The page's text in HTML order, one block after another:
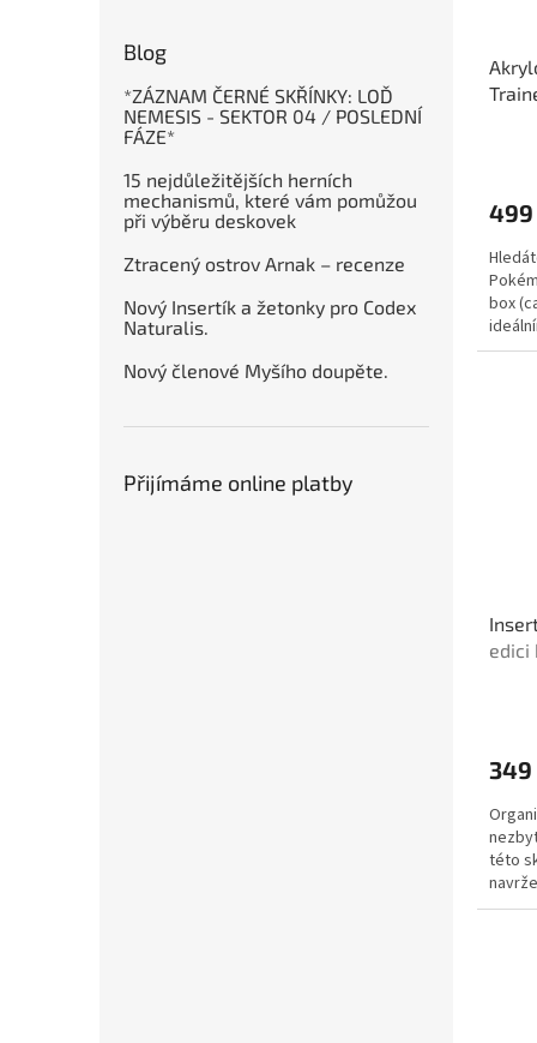
Blog
*ZÁZNAM ČERNÉ SKŘÍNKY: LOĎ
NEMESIS - SEKTOR 04 / POSLEDNÍ
FÁZE*
15 nejdůležitějších herních
mechanismů, které vám pomůžou
při výběru deskovek
Ztracený ostrov Arnak – recenze
Nový Insertík a žetonky pro Codex
Naturalis.
Nový členové Myšího doupěte.
Přijímáme online platby
499
box
edici
349
této
jména